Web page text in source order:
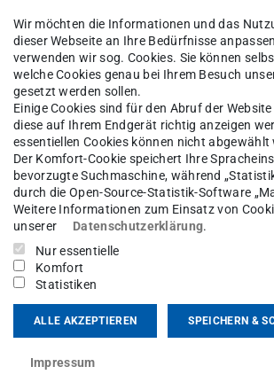
Ihre Meinung zum
– Die
und den Abschluss in der
Ihr Studiengang gefallen? Wie
Wir möchten die Informationen und das
dieser Webseite an Ihre Bedürfnisse
verwenden wir sog. Cookies. Sie können
welche Cookies genau bei Ihrem Besuch
gesetzt werden sollen.
Einige Cookies sind für den Abruf der
diese auf Ihrem Endgerät richtig anzeigen
essentiellen Cookies können nicht abgewählt
Der Komfort-Cookie speichert Ihre
bevorzugte Suchmaschine, während
durch die Open-Source-Statistik-Software
Weitere Informationen zum Einsatz von
unserer
Datenschutzerklärung.
Nur essentielle
Komfort
Statistiken
ALLE AKZEPTIEREN SPEICHERN &
Impressum